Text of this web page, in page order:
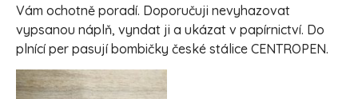
Vám ochotně poradí. Doporučuji nevyhazovat
vypsanou náplň, vyndat ji a ukázat v papírnictví. Do
plnící per pasují bombičky české stálice CENTROPEN.